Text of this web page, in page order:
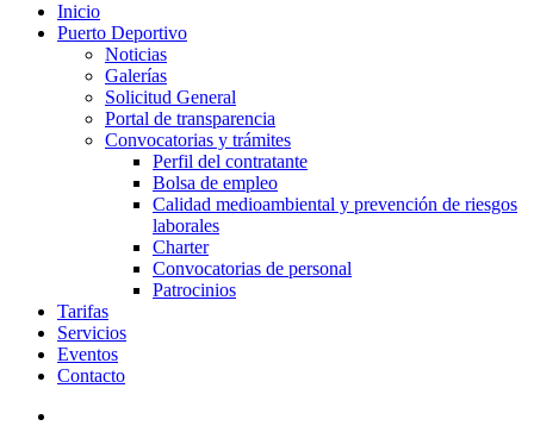
Inicio
Puerto Deportivo
Noticias
Galerías
Solicitud General
Portal de transparencia
Convocatorias y trámites
Perfil del contratante
Bolsa de empleo
Calidad medioambiental y prevención de riesgos
laborales
Charter
Convocatorias de personal
Patrocinios
Tarifas
Servicios
Eventos
Contacto